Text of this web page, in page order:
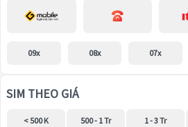
09x 08x 07x
SIM THEO GIÁ
< 500 K 500 - 1 Tr 1 - 3 Tr